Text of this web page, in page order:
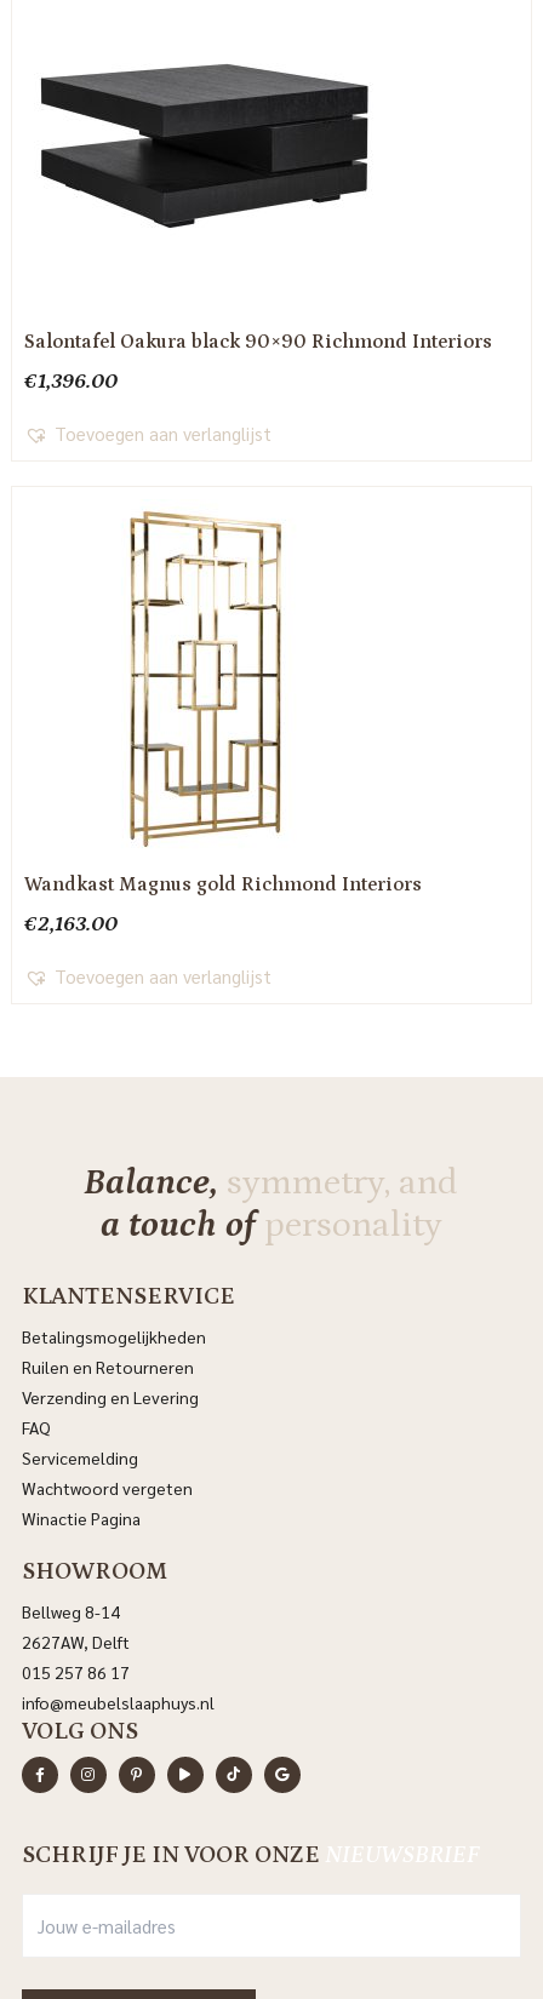
Salontafel Oakura black 90×90 Richmond Interiors
€1,396.00
Toevoegen aan verlanglijst
Wandkast Magnus gold Richmond Interiors
€2,163.00
Toevoegen aan verlanglijst
Balance, symmetry, and
a touch ofpersonality
KLANTENSERVICE
Betalingsmogelijkheden
Ruilen en Retourneren
Verzending en Levering
FAQ
Servicemelding
Wachtwoord vergeten
Winactie Pagina
SHOWROOM
Bellweg 8-14
2627AW, Delft
015 257 86 17
info@meubelslaaphuys.nl
VOLG ONS
SCHRIJF JE IN VOOR ONZE NIEUWSBRIEF